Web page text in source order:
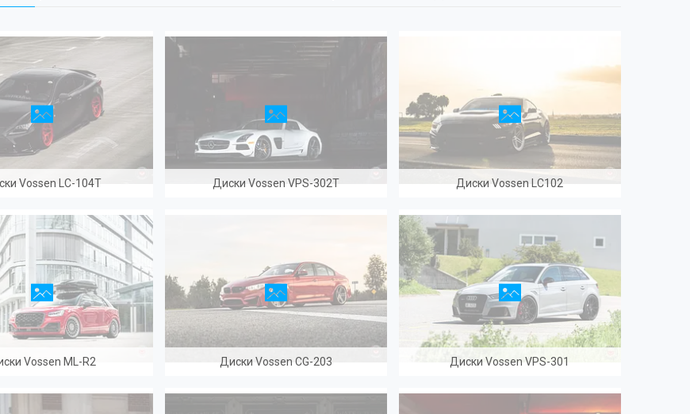
Vossen LC-104T Диски Vossen VPS-302T Диски Vossen LC102
Vossen ML-R2 Диски Vossen CG-203 Диски Vossen VPS-301